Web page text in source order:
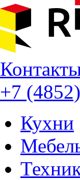
+7
Кухни